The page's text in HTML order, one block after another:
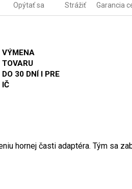
Opýtať sa Strážiť Garancia
VÝMENA
TOVARU
DO 30 DNÍ I PRE
IČ
hornej časti adaptéra. Tým sa